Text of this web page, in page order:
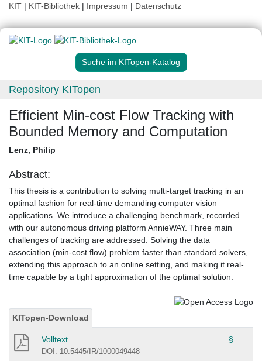
KIT | KIT-Bibliothek | Impressum | Datenschutz
Suche im KITopen-Katalog
Repository KITopen
Efficient Min-cost Flow Tracking with
Bounded Memory and Computation
Lenz, Philip
Abstract:
This thesis is a contribution to solving multi-target tracking in an
optimal fashion for real-time demanding computer vision
applications. We introduce a challenging benchmark, recorded
with our autonomous driving platform AnnieWAY. Three main
challenges of tracking are addressed: Solving the data
association (min-cost flow) problem faster than standard solvers,
extending this approach to an online setting, and making it real-
time capable by a tight approximation of the optimal solution.
KITopen-Download
Volltext §
DOI: 10.5445/IR/1000049448